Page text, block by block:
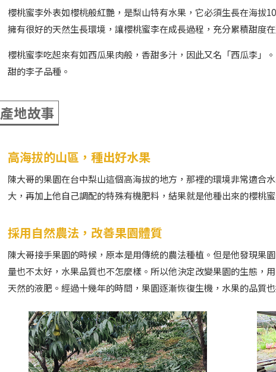
櫻桃蜜李外表如櫻桃般紅艷，是梨山特有水果，它必須生長在海拔
擁有很好的天然生長環境，讓櫻桃蜜李在成長過程，充分累積甜度
櫻桃蜜李吃起來有如西瓜果肉般，香甜多汁，因此又名「西瓜李」
甜的李子品種。
產地故事
高海拔的山區，種出好水果
陳大哥的果園在台中梨山這個高海拔的地方，那裡的環境非常適合
大，再加上他自己調配的特殊有機肥料，結果就是他種出來的櫻桃
採用自然農法，改善果園體質
陳大哥接手果園的時候，原本是用傳統的農法種植。但是他發現果
量也不太好，水果品質也不怎麼樣。所以他決定改變果園的生態，
天然的液肥。經過十幾年的時間，果園逐漸恢復生機，水果的品質